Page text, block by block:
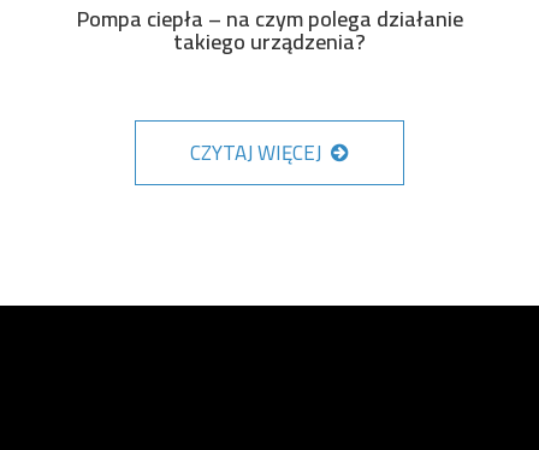
Pompa ciepła – na czym polega działanie
takiego urządzenia?
CZYTAJ WIĘCEJ